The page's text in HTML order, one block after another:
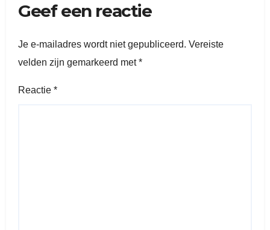
Geef een reactie
Je e-mailadres wordt niet gepubliceerd. Vereiste
velden zijn gemarkeerd met*
Reactie *